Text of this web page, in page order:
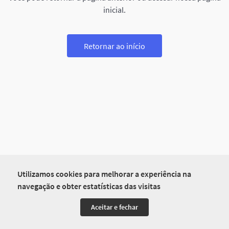
Utilizamos cookies para melhorar a experiência na
navegação e obter estatísticas das visitas
Aceitar e fechar
inicial.
Retornar ao início